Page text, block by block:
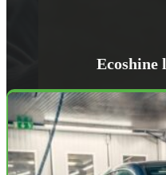
Ecoshine